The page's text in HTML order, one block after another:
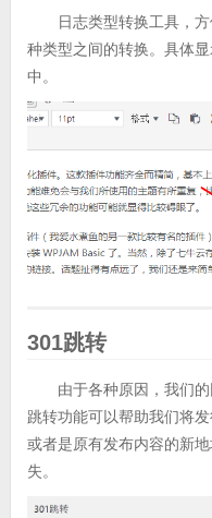
日志类型转换工具，
种类型之间的转换。具体
中。
301跳转
由于各种原因，我们
跳转功能可以帮助我们将
或者是原有发布内容的新
失。